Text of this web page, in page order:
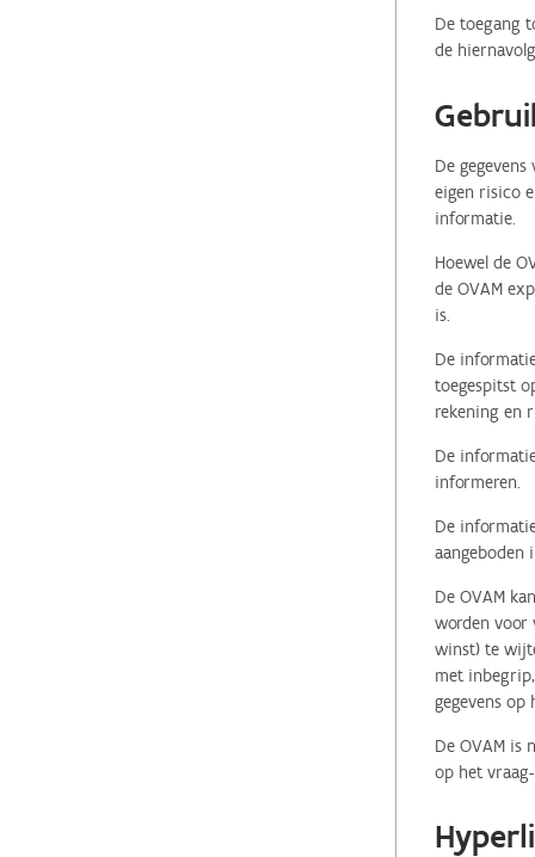
De toegang
de
De
eigen risico
informatie.
Hoewel de
de OVAM
is.
De
toegespitst
rekening en
De
informeren.
De
aangeboden
De OVAM
worden voor
winst) te
met
gegevens
De OVAM is
op het